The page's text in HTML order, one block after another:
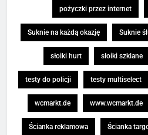
pożyczki przez internet
Suknie na każdą okazję Suknie
słoiki hurt słoiki szklane
testy do policji testy multiselect
wcmarkt.de www.wcmarkt.de
Ścianka reklamowa Ścianka